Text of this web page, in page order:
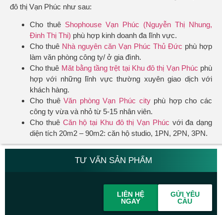
đô thị Vạn Phúc như sau:
Cho thuê Shophouse Vạn Phúc (Nguyễn Thị Nhung,
Đinh Thị Thi) phù hợp kinh doanh đa lĩnh vực.
Cho thuê Nhà nguyên căn Vạn Phúc Thủ Đức phù hợp
làm văn phòng công ty/ ở gia đình.
Cho thuê Măt bằng tầng trệt tại Khu đô thị Vạn Phúc phù
hợp với những lĩnh vực thường xuyên giao dịch với
khách hàng.
Cho thuêVăn phòng Vạn Phúc cityphù hợp cho các
công ty vừa và nhỏ từ 5-15 nhân viên.
Cho thuê Căn hộ tại Khu đô thị Vạn Phúc với đa dạng
diện tích 20m2 – 90m2: căn hộ studio, 1PN, 2PN, 3PN.
TƯ VẤN SẢN PHẨM
LIÊN HỆ
NGAY
GỬI YÊU
CẦU